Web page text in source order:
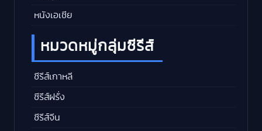
หนังเอเชีย
หมวดหมู่กลุ่มซีรีส์
ซีรีส์เกาหลี
ซีรีส์ฝรั่ง
ซีรีส์จีน